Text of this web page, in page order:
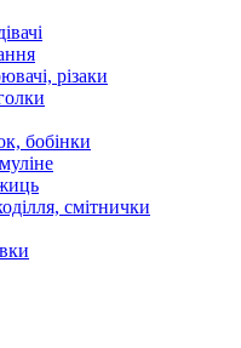
різаки
бобінки
смітнички